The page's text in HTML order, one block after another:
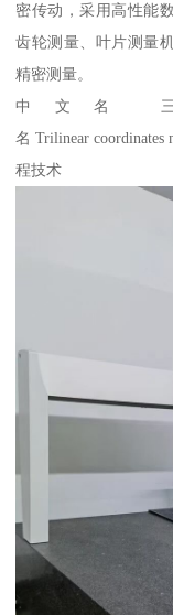
密传动，采用高性能
齿轮测量、叶片测量
精密测量。
中文名
名 Trilinear
程技术